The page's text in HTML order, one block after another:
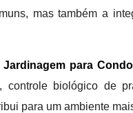
mas também a
Jardinagem para
controle biológico de
para um ambiente